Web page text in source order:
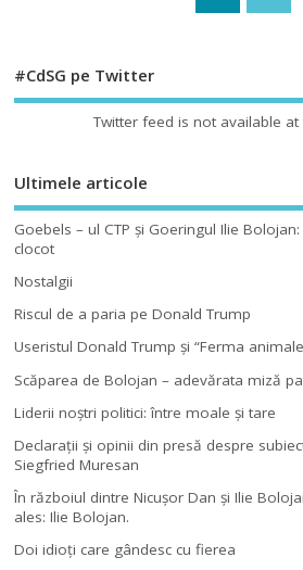
#CdSG pe Twitter
Twitter feed is not available
Ultimele articole
Goebels – ul CTP şi Goeringul Ilie
clocot
Nostalgii
Riscul de a paria pe Donald Trump
Useristul Donald Trump şi “Ferma
Scăparea de Bolojan – adevărata miză
Liderii noştri politici: între moale şi tare
Declaraţii şi opinii din presă despre
Siegfried Muresan
În războiul dintre Nicuşor Dan şi Ilie
ales: Ilie Bolojan.
Doi idioţi care gândesc cu fierea